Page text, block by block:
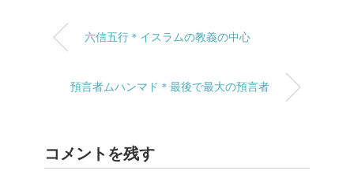
六信五行＊イスラムの教義の中心
預言者ムハンマド＊最後で最大の預言者
コメントを残す